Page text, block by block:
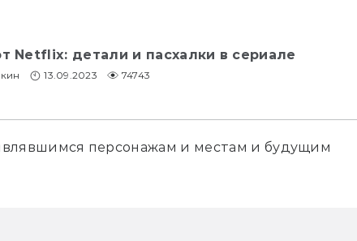
Netflix: детали и пасхалки в сериале
13.09.2023 74743
персонажам и местам и будущим